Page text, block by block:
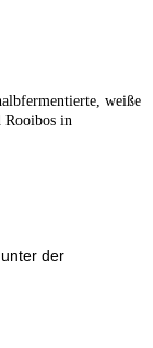
weiße
Rooibos in
der